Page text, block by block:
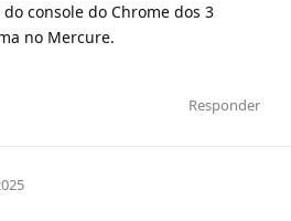
console do Chrome dos 3
no Mercure.
Responder